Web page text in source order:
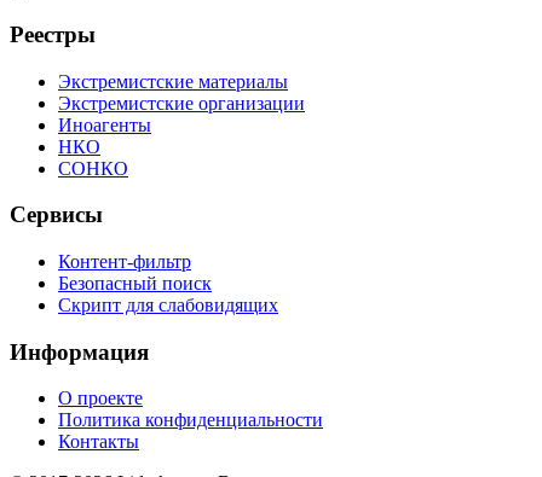
Реестры
Экстремистские материалы
Экстремистские организации
Иноагенты
НКО
СОНКО
Сервисы
Контент-фильтр
Безопасный поиск
Скрипт для слабовидящих
Информация
О проекте
Политика конфиденциальности
Контакты